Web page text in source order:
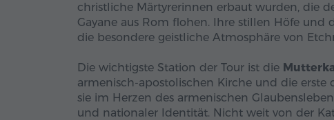
christliche Märtyrerinnen erbaut wurden, die
Gayane aus Rom flohen. Ihre stillen Höfe
die besondere geistliche Atmosphäre von
Die wichtigste Station der Tour ist die
armenisch-apostolischen Kirche und die
sie im Herzen des armenischen
und nationaler Identität. Nicht weit von der